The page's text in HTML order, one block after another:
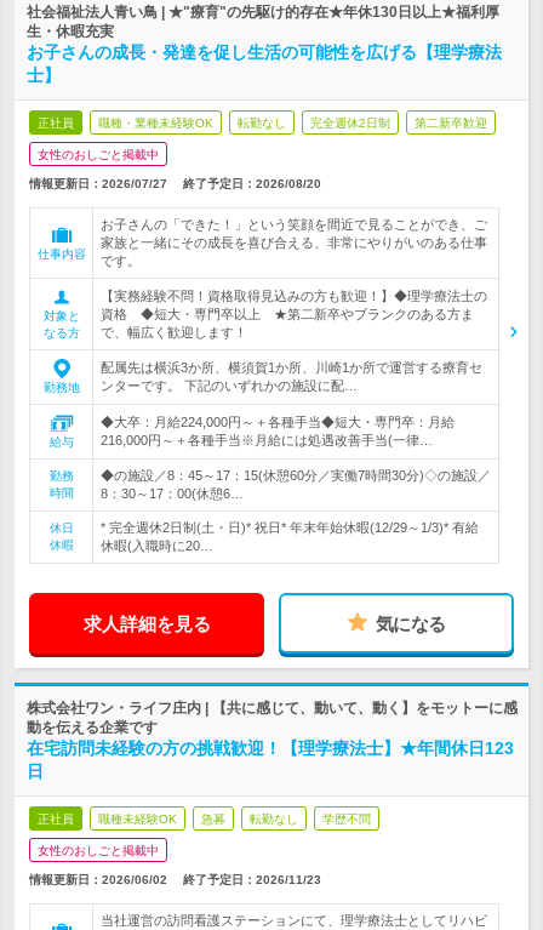
社会福祉法人青い鳥 | ★"療育"の先駆け的存在★年休130日以上★福利厚
生・休暇充実
お子さんの成長・発達を促し生活の可能性を広げる【理学療法
士】
正社員 職種・業種未経験OK 転勤なし 完全週休2日制 第二新卒歓迎
女性のおしごと掲載中
情報更新日：2026/07/27 終了予定日： 2026/08/20
仕事内容
お子さんの「できた！」という笑顔を間近で見ることができ、ご
家族と一緒にその成長を喜び合える、非常にやりがいのある仕事
です。
対象と
なる方
【実務経験不問！資格取得見込みの方も歓迎！】◆理学療法士の
資格 ◆短大・専門卒以上 ★第二新卒やブランクのある方ま
で、幅広く歓迎します！
勤務地
配属先は横浜3か所、横須賀1か所、川崎1か所で運営する療育セ
ンターです。 下記のいずれかの施設に配…
給与
◆大卒：月給224,000円～＋各種手当◆短大・専門卒：月給
216,000円～＋各種手当※月給には処遇改善手当(一律…
勤務
時間
◆の施設／8：45～17：15(休憩60分／実働7時間30分)◇の施設／
8：30～17：00(休憩6…
休日
休暇
* 完全週休2日制(土・日)* 祝日* 年末年始休暇(12/29～1/3)* 有給
休暇(入職時に20…
求人詳細を見る 気になる
株式会社ワン・ライフ庄内 | 【共に感じて、動いて、動く】をモットーに感
動を伝える企業です
在宅訪問未経験の方の挑戦歓迎！【理学療法士】★年間休日123
日
正社員 職種未経験OK 急募 転勤なし 学歴不問
女性のおしごと掲載中
情報更新日：2026/06/02 終了予定日： 2026/11/23
当社運営の訪問看護ステーションにて、理学療法士としてリハビ